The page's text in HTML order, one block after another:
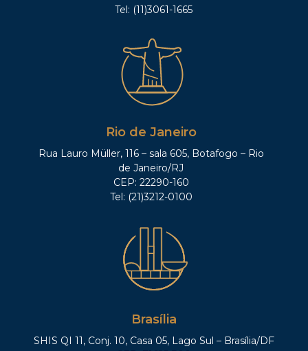
Tel: (11)3061-1665
Rio de Janeiro
Rua Lauro Müller, 116 – sala 605, Botafogo – Rio
de Janeiro/RJ
CEP: 22290-160
Tel: (21)3212-0100
Brasília
SHIS QI 11, Conj. 10, Casa 05, Lago Sul – Brasília/DF